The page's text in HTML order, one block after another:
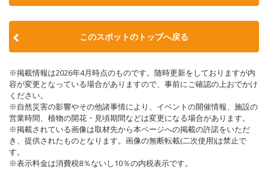
このスポットのトップへ戻る
※掲載情報は2026年4月時点のものです。随時更新をしておりますが内
容が変更となっている場合がありますので、事前にご確認の上おでかけ
ください。
※自然災害の影響やその他諸事情により、イベントの開催情報、施設の
営業時間、植物の開花・見頃期間などは変更になる場合があります。
※掲載されている画像は取材先から本ページへの掲載の許諾をいただ
き、提供されたものとなります。画像の無断転載(二次使用)は禁止で
す。
※表示料金は消費税8％ないし10％の内税表示です。